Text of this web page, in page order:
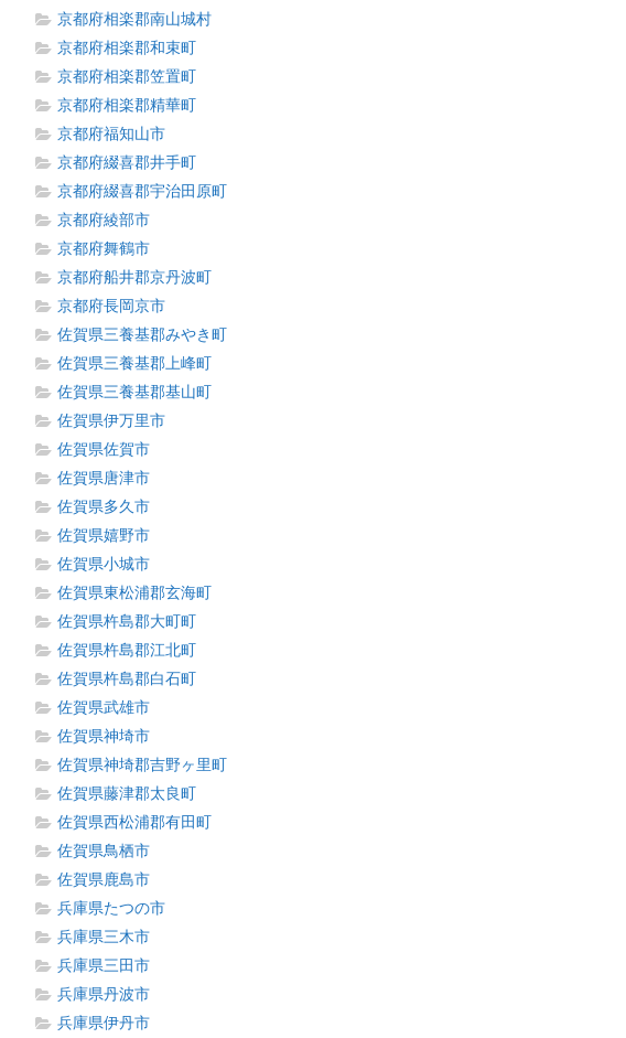
京都府相楽郡南山城村
京都府相楽郡和束町
京都府相楽郡笠置町
京都府相楽郡精華町
京都府福知山市
京都府綴喜郡井手町
京都府綴喜郡宇治田原町
京都府綾部市
京都府舞鶴市
京都府船井郡京丹波町
京都府長岡京市
佐賀県三養基郡みやき町
佐賀県三養基郡上峰町
佐賀県三養基郡基山町
佐賀県伊万里市
佐賀県佐賀市
佐賀県唐津市
佐賀県多久市
佐賀県嬉野市
佐賀県小城市
佐賀県東松浦郡玄海町
佐賀県杵島郡大町町
佐賀県杵島郡江北町
佐賀県杵島郡白石町
佐賀県武雄市
佐賀県神埼市
佐賀県神埼郡吉野ヶ里町
佐賀県藤津郡太良町
佐賀県西松浦郡有田町
佐賀県鳥栖市
佐賀県鹿島市
兵庫県たつの市
兵庫県三木市
兵庫県三田市
兵庫県丹波市
兵庫県伊丹市